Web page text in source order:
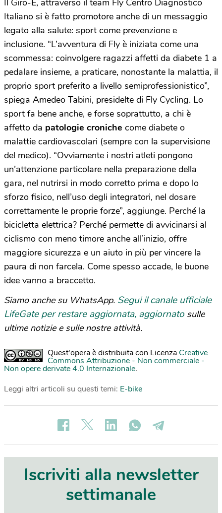
Italiano si è fatto promotore anche di un messaggio
legato alla salute: sport come prevenzione e
inclusione. “L’avventura di Fly è iniziata come una
scommessa: coinvolgere ragazzi affetti da diabete 1 a
pedalare insieme, a praticare, nonostante la malattia, il
proprio sport preferito a livello semiprofessionistico”,
spiega Amedeo Tabini, presidelte di Fly Cycling. Lo
sport fa bene anche, e forse soprattutto, a chi è
affetto da patologie croniche come diabete o
malattie cardiovascolari (sempre con la supervisione
del medico). “Ovviamente i nostri atleti pongono
un’attenzione particolare nella preparazione della
gara, nel nutrirsi in modo corretto prima e dopo lo
sforzo fisico, nell’uso degli integratori, nel dosare
correttamente le proprie forze”, aggiunge. Perché la
bicicletta elettrica? Perché permette di avvicinarsi al
ciclismo con meno timore anche all’inizio, offre
maggiore sicurezza e un aiuto in più per vincere la
paura di non farcela. Come spesso accade, le buone
idee vanno a braccetto.
Siamo anche su WhatsApp. Segui il canale ufficiale
LifeGate per restare aggiornata, aggiornato sulle
ultime notizie e sulle nostre attività.
Quest'opera è distribuita con Licenza Creative
Commons Attribuzione - Non commerciale -
Non opere derivate 4.0 Internazionale.
Leggi altri articoli su questi temi: E-bike
Iscriviti alla newsletter
settimanale